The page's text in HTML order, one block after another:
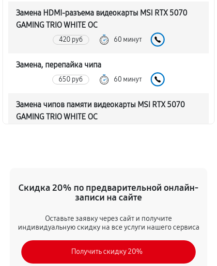
Замена HDMI-разъема видеокарты MSI RTX 5070
GAMING TRIO WHITE OC
420 руб 60 минут
Замена, перепайка чипа
650 руб 60 минут
Замена чипов памяти видеокарты MSI RTX 5070
GAMING TRIO WHITE OC
Восстановление BIOS на программаторе
360 руб 60 минут
Скидка 20% по предварительной онлайн-
записи на сайте
Оставьте заявку через сайт и получите
индивидуальную скидку на все услуги нашего сервиса
Получить скидку 20%